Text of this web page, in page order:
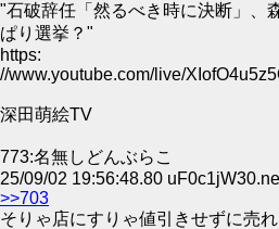
"石破辞任「然るべき時に決断」、
ぱり選挙？"
https:
//www.youtube.com/live/
深田萌絵TV
773:名無しどんぶらこ
25/09/02 19:56:48.80
>>703
そりゃ店にすりゃ値引きせずに売